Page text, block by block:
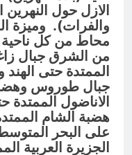
الازل حول النهرين
والفرات). وميزة
محاط من كل
من الشرق جبال
الممتدة حتى
جبال طوروس
الاناضول
هضبة الشام
على البحر
الجزيرة العربية